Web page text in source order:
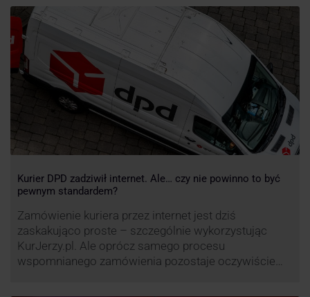
usługi DPD Pickup. Firma już teraz chwali się danymi.
Kurier DPD zadziwił internet. Ale… czy nie powinno to być
pewnym standardem?
Zamówienie kuriera przez internet jest dziś
zaskakująco proste – szczególnie wykorzystując
KurJerzy.pl. Ale oprócz samego procesu
wspomnianego zamówienia pozostaje oczywiście